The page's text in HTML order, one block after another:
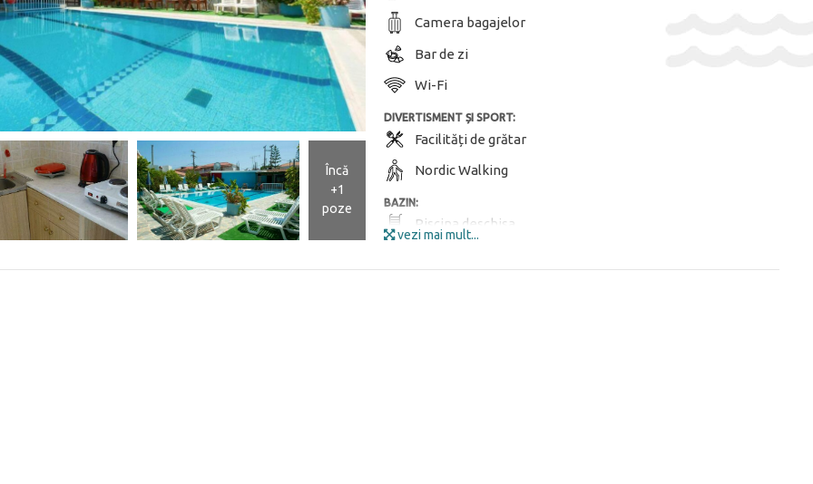
Încă
+1
poze
Camera bagajelor
Bar de zi
Wi-Fi
DIVERTISMENT ȘI SPORT:
Facilități de grătar
Nordic Walking
BAZIN:
Piscina deschisa
vezi mai mult...